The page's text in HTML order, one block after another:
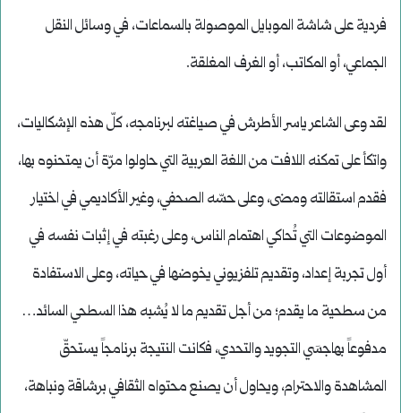
فردية على شاشة الموبايل الموصولة بالسماعات، في وسائل النقل
الجماعي، أو المكاتب، أو الغرف المغلقة.
لقد وعى الشاعر ياسر الأطرش في صياغته لبرنامجه، كلّ هذه الإشكاليات،
واتكأ على تمكنه اللافت من اللغة العربية التي حاولوا مرّة أن يمتحنوه بها،
فقدم استقالته ومضى، وعلى حسّه الصحفي، وغير الأكاديمي في اختيار
الموضوعات التي تُحاكي اهتمام الناس، وعلى رغبته في إثبات نفسه في
أول تجربة إعداد، وتقديم تلفزيوني يخوضها في حياته، وعلى الاستفادة
من سطحية ما يقدم؛ من أجل تقديم ما لا يُشبه هذا السطحي السائد…
مدفوعاً بهاجسَي التجويد والتحدي، فكانت النتيجة برنامجاً يستحقّ
المشاهدة والاحترام، ويحاول أن يصنع محتواه الثقافي برشاقة ونباهة،